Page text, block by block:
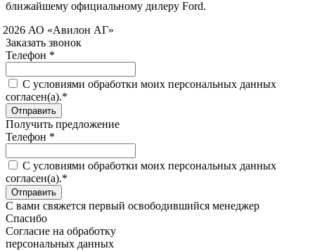
ближайшему официальному дилеру Ford.
АО «Авилон АГ»
Заказать звонок
Телефон *
C условиями обработки моих персональных данных
согласен(а).*
Получить предложение
Телефон *
C условиями обработки моих персональных данных
согласен(а).*
С вами свяжется первый освободившийся менеджер
Спасибо
Согласие на обработку
персональных данных